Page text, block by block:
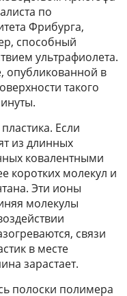
по
Фрибурга,
способный
ультрафиолета.
опубликованной в
такого
Если
из длинных
ковалентными
коротких молекул и
Эти ионы
молекулы
связи
в месте
зарастает.
полоски полимера